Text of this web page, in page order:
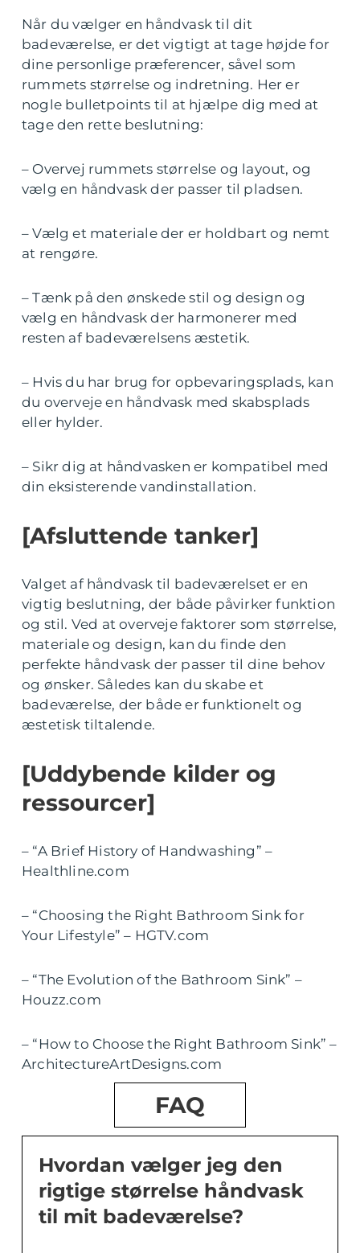
Når du vælger en håndvask til dit
badeværelse, er det vigtigt at tage højde for
dine personlige præferencer, såvel som
rummets størrelse og indretning. Her er
nogle bulletpoints til at hjælpe dig med at
tage den rette beslutning:
– Overvej rummets størrelse og layout, og
vælg en håndvask der passer til pladsen.
– Vælg et materiale der er holdbart og nemt
at rengøre.
– Tænk på den ønskede stil og design og
vælg en håndvask der harmonerer med
resten af badeværelsens æstetik.
– Hvis du har brug for opbevaringsplads, kan
du overveje en håndvask med skabsplads
eller hylder.
– Sikr dig at håndvasken er kompatibel med
din eksisterende vandinstallation.
[Afsluttende tanker]
Valget af håndvask til badeværelset er en
vigtig beslutning, der både påvirker funktion
og stil. Ved at overveje faktorer som størrelse,
materiale og design, kan du finde den
perfekte håndvask der passer til dine behov
og ønsker. Således kan du skabe et
badeværelse, der både er funktionelt og
æstetisk tiltalende.
[Uddybende kilder og
ressourcer]
– “A Brief History of Handwashing” –
Healthline.com
– “Choosing the Right Bathroom Sink for
Your Lifestyle” – HGTV.com
– “The Evolution of the Bathroom Sink” –
Houzz.com
– “How to Choose the Right Bathroom Sink” –
ArchitectureArtDesigns.com
FAQ
Hvordan vælger jeg den
rigtige størrelse håndvask
til mit badeværelse?